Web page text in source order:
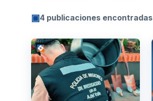
▣4 publicaciones encontradas